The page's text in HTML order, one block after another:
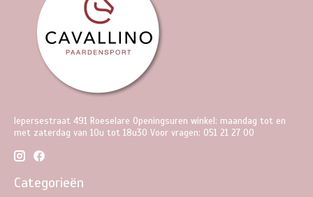
Iepersestraat 491 Roeselare Openingsuren winkel: maandag tot en
met zaterdag van 10u tot 18u30 Voor vragen: 051 21 27 00
Categorieën